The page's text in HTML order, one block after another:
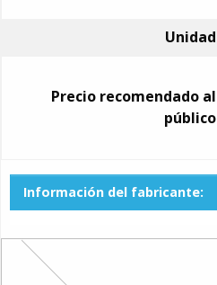
Unidad
Precio recomendado al
público
Información del fabricante: